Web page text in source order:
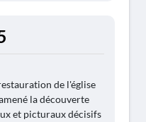
de l'église
la découverte
et picturaux décisifs